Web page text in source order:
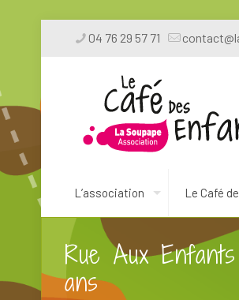
04 76 29 57 71
L’association Le Café
Rue Aux
ans